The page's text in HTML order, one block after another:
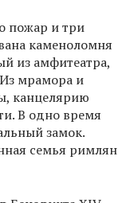
пожар и три
каменоломня
из амфитеатра,
мрамора и
канцелярию
В одно время
замок.
семья римлян